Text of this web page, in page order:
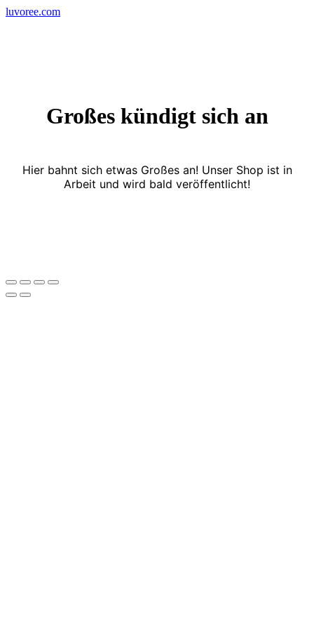
Skip
luvoree.com
Großes kündigt sich an
Hier bahnt sich etwas Großes an! Unser Shop ist in
Arbeit und wird bald veröffentlicht!